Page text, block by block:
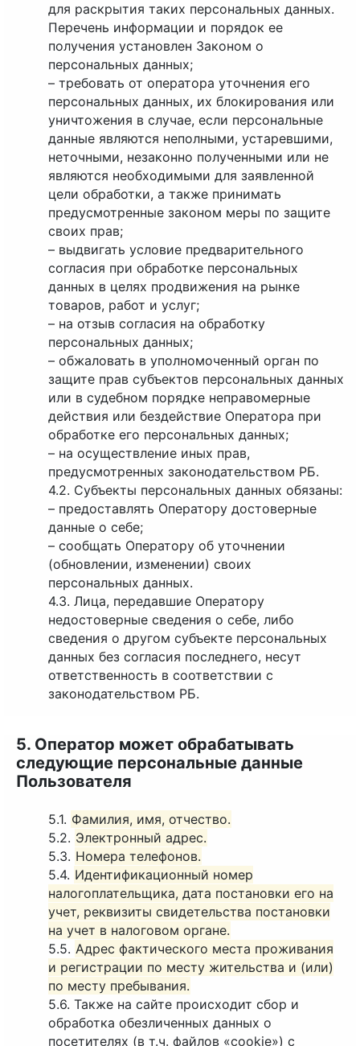
для раскрытия таких персональных данных.
Перечень информации и порядок ее
получения установлен Законом о
персональных данных;
– требовать от оператора уточнения его
персональных данных, их блокирования или
уничтожения в случае, если персональные
данные являются неполными, устаревшими,
неточными, незаконно полученными или не
являются необходимыми для заявленной
цели обработки, а также принимать
предусмотренные законом меры по защите
своих прав;
– выдвигать условие предварительного
согласия при обработке персональных
данных в целях продвижения на рынке
товаров, работ и услуг;
– на отзыв согласия на обработку
персональных данных;
– обжаловать в уполномоченный орган по
защите прав субъектов персональных данных
или в судебном порядке неправомерные
действия или бездействие Оператора при
обработке его персональных данных;
– на осуществление иных прав,
предусмотренных законодательством РБ.
4.2. Субъекты персональных данных обязаны:
– предоставлять Оператору достоверные
данные о себе;
– сообщать Оператору об уточнении
(обновлении, изменении) своих
персональных данных.
4.3. Лица, передавшие Оператору
недостоверные сведения о себе, либо
сведения о другом субъекте персональных
данных без согласия последнего, несут
ответственность в соответствии с
законодательством РБ.
5. Оператор может обрабатывать
следующие персональные данные
Пользователя
5.1. Фамилия, имя, отчество.
5.2. Электронный адрес.
5.3. Номера телефонов.
5.4. Идентификационный номер
налогоплательщика, дата постановки его на
учет, реквизиты свидетельства постановки
на учет в налоговом органе.
5.5. Адрес фактического места проживания
и регистрации по месту жительства и (или)
по месту пребывания.
5.6. Также на сайте происходит сбор и
обработка обезличенных данных о
посетителях (в т.ч. файлов «cookie») с